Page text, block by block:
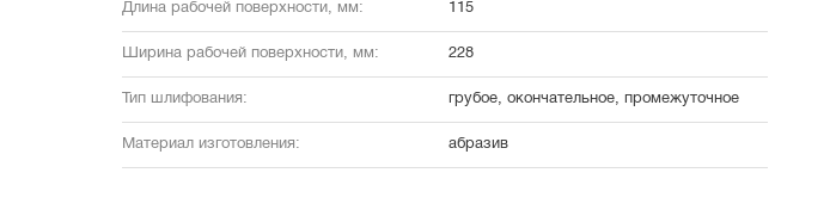
Длина рабочей поверхности, мм: 115
Ширина рабочей поверхности, мм: 228
Тип шлифования: грубое, окончательное, промежуточное
Материал изготовления: абразив